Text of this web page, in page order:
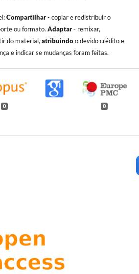
Compartilhar- copiar e redistribuir o
ou formato. Adaptar- remixar,
do material, atribuindoo devido crédito e
e indicar se mudanças foram feitas.
0 0